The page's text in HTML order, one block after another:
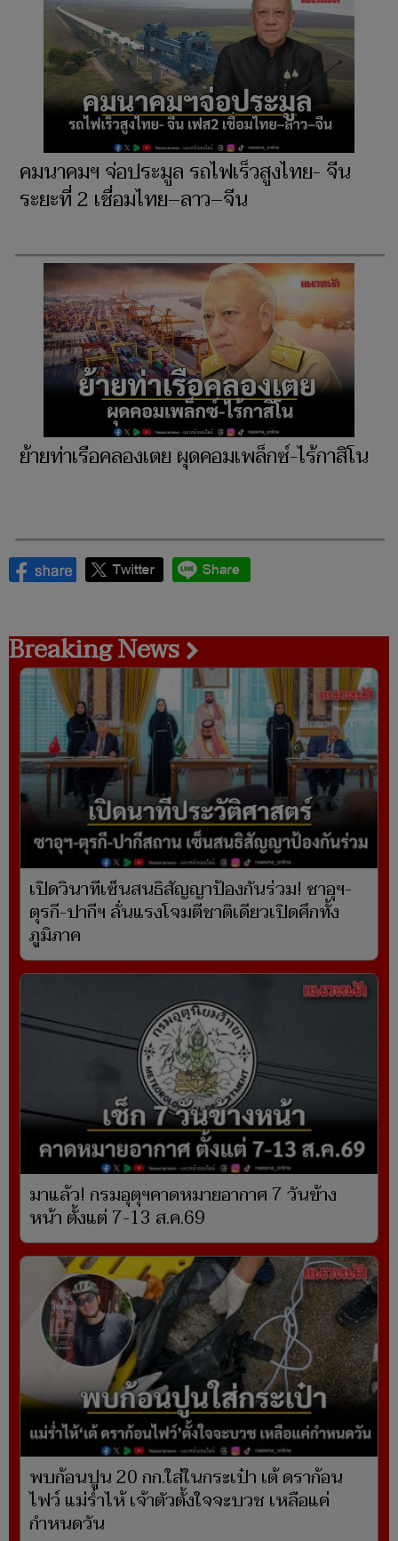
คมนาคมฯ จ่อประมูล รถไฟเร็วสูงไทย- จีน
ระยะที่ 2 เชื่อมไทย–ลาว–จีน
ย้ายท่าเรือคลองเตย ผุดคอมเพล็กซ์-ไร้กาสิโน
Breaking News
เปิดวินาทีเซ็นสนธิสัญญาป้องกันร่วม! ซาอุฯ-
ตุรกี-ปากีฯ ลั่นแรงโจมตีชาติเดียวเปิดศึกทั้ง
ภูมิภาค
มาแล้ว! กรมอุตุฯคาดหมายอากาศ 7 วันข้าง
หน้า ตั้งแต่ 7-13 ส.ค.69
พบก้อนปูน 20 กก.ใส่ในกระเป๋า เต้ ดราก้อน
ไฟว์ แม่ร่ำไห้ เจ้าตัวตั้งใจจะบวช เหลือแค่
กำหนดวัน